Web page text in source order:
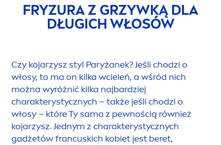
FRYZURA Z GRZYWKĄ DLA
DŁUGICH WŁOSÓW
Czy kojarzysz styl Paryżanek? Jeśli chodzi o
włosy, to ma on kilka wcieleń, a wśród nich
można wyróżnić kilka najbardziej
charakterystycznych – także jeśli chodzi o
włosy – które Ty sama z pewnością również
kojarzysz. Jednym z charakterystycznych
gadżetów francuskich kobiet jest beret,